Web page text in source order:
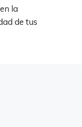
la
de tus